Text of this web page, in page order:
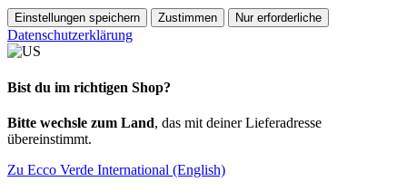
Einstellungen speichern Zustimmen Nur erforderliche
Datenschutzerklärung
Bist du im richtigen Shop?
Bitte wechsle zum Land, das mit deiner Lieferadresse
übereinstimmt.
Zu Ecco Verde International (English)